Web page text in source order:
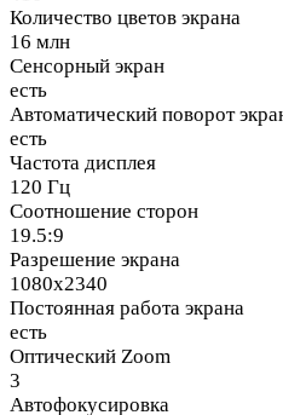
Количество цветов экрана
16 млн
Сенсорный экран
есть
Автоматический поворот
есть
Частота дисплея
120 Гц
Соотношение сторон
19.5:9
Разрешение экрана
1080x2340
Постоянная работа экрана
есть
Оптический Zoom
3
Автофокусировка